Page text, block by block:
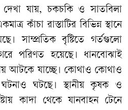
যায়, চকচকি ও সাতবিলা
কাঁচা রাস্তাটির বিভিন্ন স্থানে
সাম্প্রতিক বৃষ্টিতে গর্তগুলো
পরিণত হয়েছে। ধানবোঝাই
আটকে যাচ্ছে। কোথাও কোথাও
ঘটনাও ঘটছে। স্থানীয় কৃষক ও
কাদা থেকে যানবাহন টেনে